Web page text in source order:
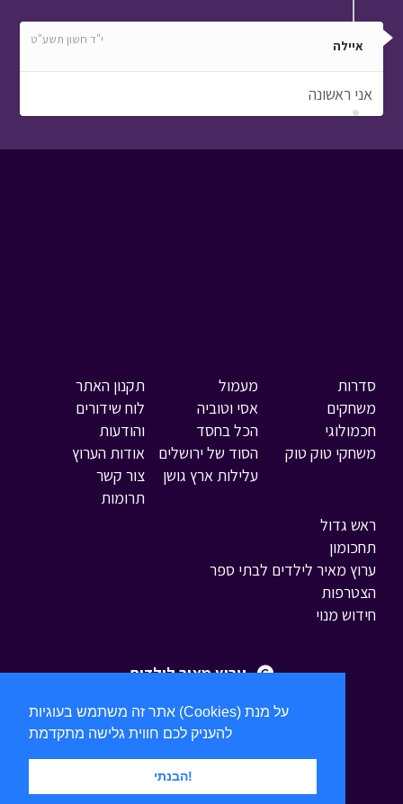
אתר זה משתמש בעוגיות (Cookies) על מנת
הבנתי!
איילה י"ד חשון תשע"ט
אני ראשונה
סדרות
משחקים
חכמולוגי
משחקי טוק טוק
מעמול
אסי וטוביה
הכל בחסד
הסוד של ירושלים
עלילות ארץ גושן
ראש גדול
תחכומון
ערוץ מאיר לילדים לבתי ספר
הצטרפות
חידוש מנוי
תקנון האתר
לוח שידורים
והודעות
אודות הערוץ
צור קשר
תרומות
ערוץ מאיר לילדים